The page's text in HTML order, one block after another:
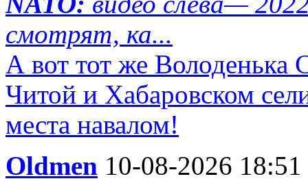
смотрят, ка...
А вот тот же Володенька
Читой и Хабаровском
места навалом!
Oldmen 10-08-2026 18:51